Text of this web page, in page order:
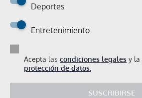
Deportes
Entretenimiento
Acepta las condiciones legales y la
protección de datos.
SUSCRIBIRSE